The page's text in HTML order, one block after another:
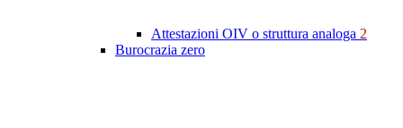
Attestazioni OIV o struttura analoga 2
Burocrazia zero